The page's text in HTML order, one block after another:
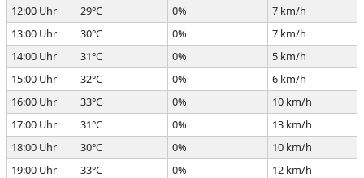
12:00 Uhr
29°C 0%
7 km/h
13:00 Uhr
30°C 0%
7 km/h
14:00 Uhr
31°C 0%
5 km/h
15:00 Uhr
32°C 0%
6 km/h
16:00 Uhr
33°C 0%
10 km/h
17:00 Uhr
31°C 0%
13 km/h
18:00 Uhr
30°C 0%
10 km/h
19:00 Uhr
33°C 0%
12 km/h